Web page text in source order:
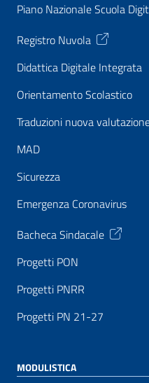
Piano Nazionale Scuola
Registro Nuvola
Didattica Digitale Integrata
Orientamento Scolastico
Traduzioni nuova
MAD
Sicurezza
Emergenza Coronavirus
Bacheca Sindacale
Progetti PON
Progetti PNRR
Progetti PN 21-27
MODULISTICA